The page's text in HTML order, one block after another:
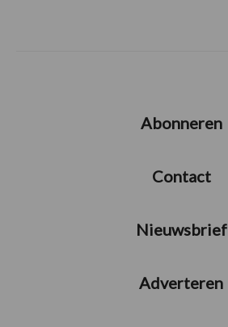
Abonneren
Contact
Nieuwsbrief
Adverteren